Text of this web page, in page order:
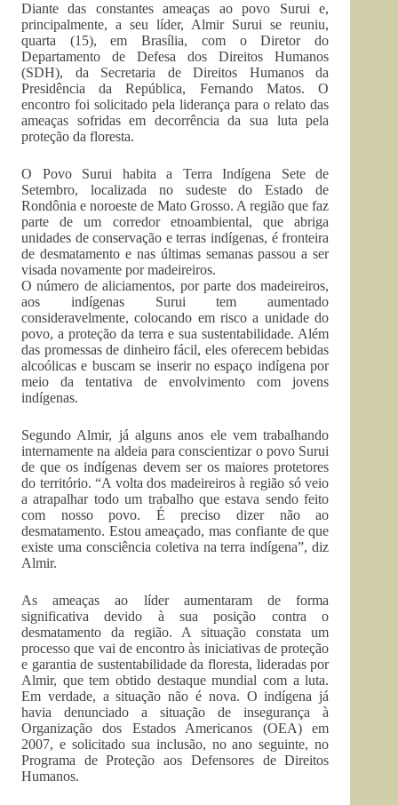
Diante das constantes ameaças ao povo Surui e,
principalmente, a seu líder, Almir Surui se reuniu,
quarta (15), em Brasília, com o Diretor do
Departamento de Defesa dos Direitos Humanos
(SDH), da Secretaria de Direitos Humanos da
Presidência da República, Fernando Matos. O
encontro foi solicitado pela liderança para o relato das
ameaças sofridas em decorrência da sua luta pela
proteção da floresta.
O Povo Surui habita a Terra Indígena Sete de
Setembro, localizada no sudeste do Estado de
Rondônia e noroeste de Mato Grosso. A região que faz
parte de um corredor etnoambiental, que abriga
unidades de conservação e terras indígenas, é fronteira
de desmatamento e nas últimas semanas passou a ser
visada novamente por madeireiros.
O número de aliciamentos, por parte dos madeireiros,
aos indígenas Surui tem aumentado
consideravelmente, colocando em risco a unidade do
povo, a proteção da terra e sua sustentabilidade. Além
das promessas de dinheiro fácil, eles oferecem bebidas
alcoólicas e buscam se inserir no espaço indígena por
meio da tentativa de envolvimento com jovens
indígenas.
Segundo Almir, já alguns anos ele vem trabalhando
internamente na aldeia para conscientizar o povo Surui
de que os indígenas devem ser os maiores protetores
do território. “A volta dos madeireiros à região só veio
a atrapalhar todo um trabalho que estava sendo feito
com nosso povo. É preciso dizer não ao
desmatamento. Estou ameaçado, mas confiante de que
existe uma consciência coletiva na terra indígena”, diz
Almir.
As ameaças ao líder aumentaram de forma
significativa devido à sua posição contra o
desmatamento da região. A situação constata um
processo que vai de encontro às iniciativas de proteção
e garantia de sustentabilidade da floresta, lideradas por
Almir, que tem obtido destaque mundial com a luta.
Em verdade, a situação não é nova. O indígena já
havia denunciado a situação de insegurança à
Organização dos Estados Americanos (OEA) em
2007, e solicitado sua inclusão, no ano seguinte, no
Programa de Proteção aos Defensores de Direitos
Humanos.